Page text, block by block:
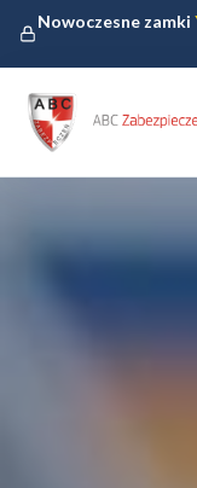
Nowoczesne zamki